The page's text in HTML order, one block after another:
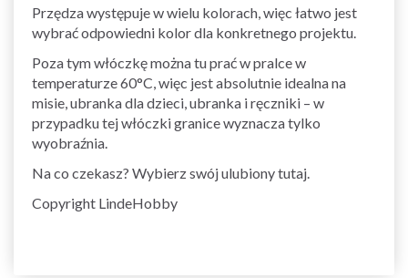
Przędza występuje w wielu kolorach, więc łatwo jest
wybrać odpowiedni kolor dla konkretnego projektu.
Poza tym włóczkę można tu prać w pralce w
temperaturze 60°C, więc jest absolutnie idealna na
misie, ubranka dla dzieci, ubranka i ręczniki – w
przypadku tej włóczki granice wyznacza tylko
wyobraźnia.
Na co czekasz? Wybierz swój ulubiony tutaj.
Copyright LindeHobby